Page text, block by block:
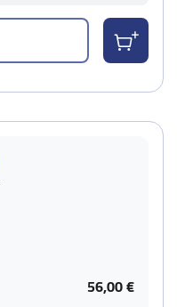
56,00 €